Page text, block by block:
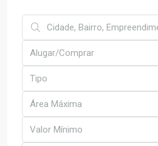
Alugar/Comprar
Tipo
Valor Mínimo